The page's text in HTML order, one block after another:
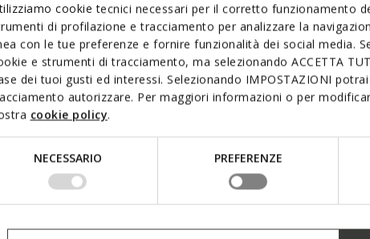
cookie tecnici necessari per il corretto funzionamento
di profilazione e tracciamento per analizzare la
con le tue preferenze e fornire funzionalità dei social media.
e strumenti di tracciamento, ma selezionando ACCETTA
dei tuoi gusti ed interessi. Selezionando IMPOSTAZIONI
autorizzare. Per maggiori informazioni o per
cookie policy.
NECESSARIO PREFERENZE